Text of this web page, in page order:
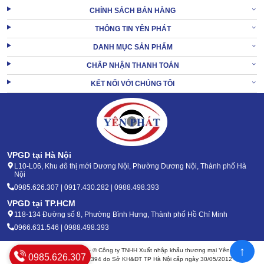
Máy đánh giày cao cấp KUMISAI K6 Plus
2. Báo giá Máy đánh giày khách sạn Kumisai TH3
mới nhất
Máy đánh giày khách sạn Kumisai TH3 sở hữu mức giá siêu đẹp
và phù hợp với số đông người Việt. Cụ thể, bạn chỉ cần chi 4,6
triệu là có ngay sản phẩm mới tinh, tem mác đầy đủ, bảo hành chu
đáo. Với 1 thiết bị dùng để hỗ trợ kinh doanh, đây chẳng phải là số
CHÍNH SÁCH BÁN HÀNG
THÔNG TIN YÊN PHÁT
DANH MỤC SẢN PHẨM
CHẤP NHẬN THANH TOÁN
KẾT NỐI VỚI CHÚNG TÔI
VPGD tại Hà Nội
L10-L06, Khu đô thị mới Dương Nội, Phường Dương Nội, Thành phố Hà
Nội
0985.626.307 | 0917.430.282 | 0988.498.393
VPGD tại TP.HCM
118-134 Đường số 8, Phường Bình Hưng, Thành phố Hồ Chí Minh
0966.631.546 | 0988.498.393
Bản quyền 2020 - 2026 – © Công ty TNHH Xuất nhập khẩu thương mại Yên Phát
Mã số thuế: 0105904394 do Sở KH&ĐT TP Hà Nội cấp ngày 30/05/2012
0985.626.307 ↑